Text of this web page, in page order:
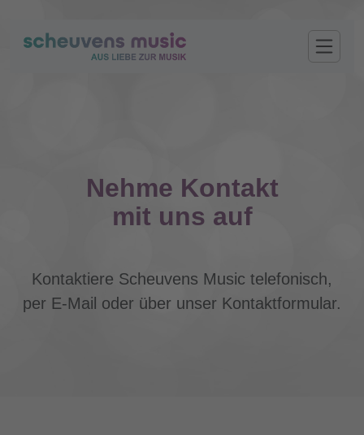
Nehme Kontakt
mit uns auf
Kontaktiere Scheuvens Music telefonisch,
per E-Mail oder über unser Kontaktformular.